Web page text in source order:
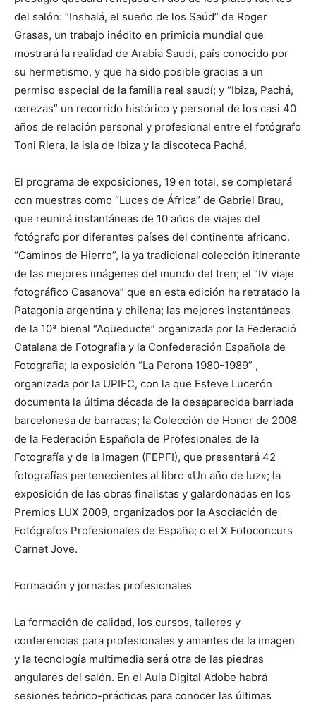
del salón: “Inshalá, el sueño de los Saúd” de Roger
Grasas, un trabajo inédito en primicia mundial que
mostrará la realidad de Arabia Saudí, país conocido por
su hermetismo, y que ha sido posible gracias a un
permiso especial de la familia real saudí; y “Ibiza, Pachá,
cerezas” un recorrido histórico y personal de los casi 40
años de relación personal y profesional entre el fotógrafo
Toni Riera, la isla de Ibiza y la discoteca Pachá.
El programa de exposiciones, 19 en total, se completará
con muestras como “Luces de África” de Gabriel Brau,
que reunirá instantáneas de 10 años de viajes del
fotógrafo por diferentes países del continente africano.
“Caminos de Hierro”, la ya tradicional colección itinerante
de las mejores imágenes del mundo del tren; el “IV viaje
fotográfico Casanova” que en esta edición ha retratado la
Patagonia argentina y chilena; las mejores instantáneas
de la 10ª bienal “Aqüeducte” organizada por la Federació
Catalana de Fotografia y la Confederación Española de
Fotografia; la exposición “La Perona 1980-1989” ,
organizada por la UPIFC, con la que Esteve Lucerón
documenta la última década de la desaparecida barriada
barcelonesa de barracas; la Colección de Honor de 2008
de la Federación Española de Profesionales de la
Fotografía y de la Imagen (FEPFI), que presentará 42
fotografías pertenecientes al libro «Un año de luz»; la
exposición de las obras finalistas y galardonadas en los
Premios LUX 2009, organizados por la Asociación de
Fotógrafos Profesionales de España; o el X Fotoconcurs
Carnet Jove.
Formación y jornadas profesionales
La formación de calidad, los cursos, talleres y
conferencias para profesionales y amantes de la imagen
y la tecnología multimedia será otra de las piedras
angulares del salón. En el Aula Digital Adobe habrá
sesiones teórico-prácticas para conocer las últimas